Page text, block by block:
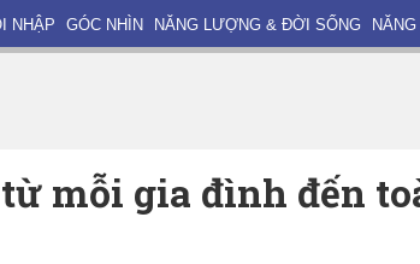
NHẬP GÓC NHÌN NĂNG LƯỢNG & ĐỜI SỐNG
mỗi gia đình đến